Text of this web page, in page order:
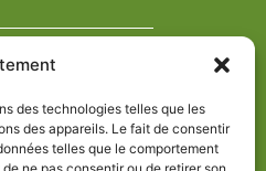
des technologies telles que les
des appareils. Le fait de consentir
telles que le comportement